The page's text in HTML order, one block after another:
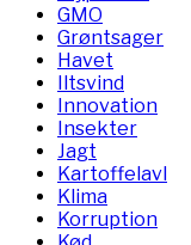
GMO
Grøntsager
Havet
Iltsvind
Innovation
Insekter
Jagt
Kartoffelavl
Klima
Korruption